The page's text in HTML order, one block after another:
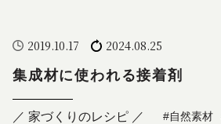
2019.10.17
2024.08.25
集成材に使われる接着剤
／ 家づくりのレシピ ／ #自然素材